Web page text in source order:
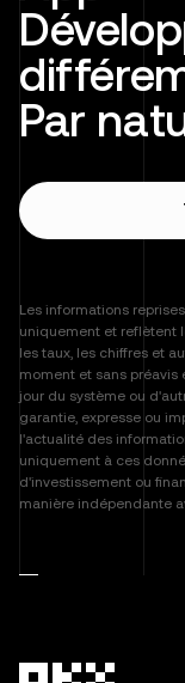
Par
Les informations
uniquement et reflètent
les taux, les chiffres et
moment et sans
jour du système ou
garantie, expresse ou
l'actualité des
uniquement à ces
d'investissement ou
manière indépendante